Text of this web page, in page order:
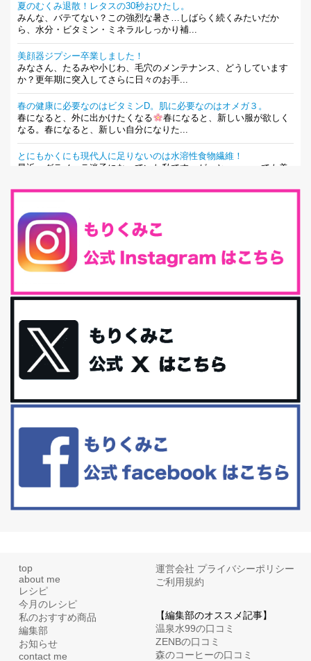
夏のむくみ退散！レタスの30秒おひたし。
みんな、バテてない？この強烈な暑さ…しばらく続くみたいだか
ら、水分・ビタミン・ミネラルしっかり補...
美顔器ジプシー卒業しました！
みなさん、たるみや小じわ、毛穴のメンテナンス、どうしています
か？更年期に突入してさらに日々のお手...
春の健康に必要なのはビタミンD。肌に必要なのはオメガ３。
春になると、外に出かけたくなる
春になると、新しい服が欲しく
なる。春になると、新しい自分になりた...
とにもかくにも現代人に足りないのは水溶性食物繊維！
最近、グラノーラ迷子になっていた私です。が、と〜〜〜っても美
腸内環境を整えることは、健康維持の中でいっちばん大事！だと私
は思っています。 ヒトの免...
iHerb特大セール終了間近！みんな何買う？
最近お風呂上がりの炭酸水をシリカシリカにしているんだけど確か
今回は、最近毎回定期的に購入している「楽天ふるさと納税」の返
礼品トップ５を紹介します。今までいろ...
更年期を穏やかに乗りきるために今できる５つのこと。
アラフィフからの体と心の整え方。 私も気づけばアラフィフ、これ
といった更年期症状はまだ...
白髪・美容・免疫力、現代人に足りないのは海藻！
リーブオイルorごま油をたらす。&n...
top
about me
レシピ
今月のレシピ
私のおすすめ商品
編集部
お知らせ
contact me
運営会社 プライバシーポリシー
ご利用規約
【編集部のオススメ記事】
温泉水99の口コミ
ZENBの口コミ
森のコーヒーの口コミ